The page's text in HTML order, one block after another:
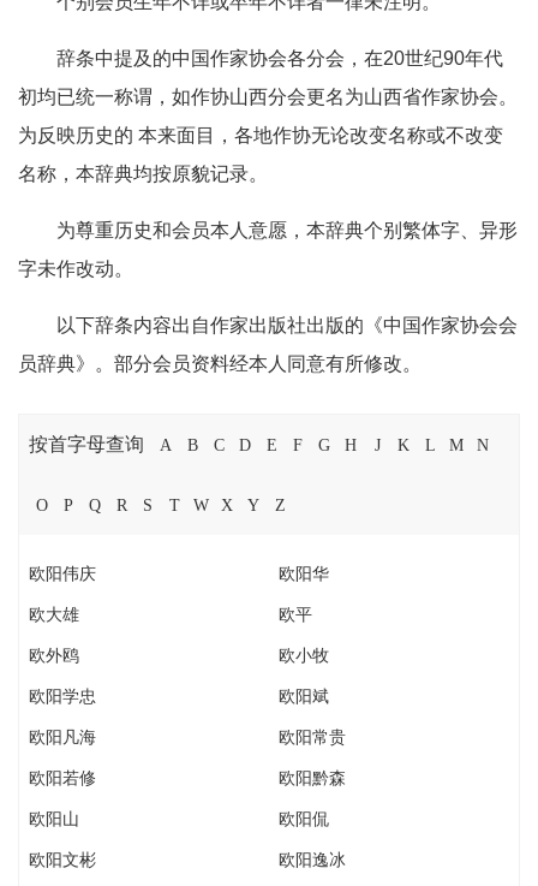
辞条中提及的中国作家协会各分会，在20世纪90年代
初均已统一称谓，如作协山西分会更名为山西省作家协会。
为反映历史的 本来面目，各地作协无论改变名称或不改变
名称，本辞典均按原貌记录。
为尊重历史和会员本人意愿，本辞典个别繁体字、异形
字未作改动。
以下辞条内容出自作家出版社出版的《中国作家协会会
员辞典》。部分会员资料经本人同意有所修改。
按首字母查询 A B C D E F G H J K L M N
O P Q R S T W X Y Z
欧阳伟庆 欧阳华
欧大雄 欧平
欧外鸥 欧小牧
欧阳学忠 欧阳斌
欧阳凡海 欧阳常贵
欧阳若修 欧阳黔森
欧阳山 欧阳侃
欧阳文彬 欧阳逸冰